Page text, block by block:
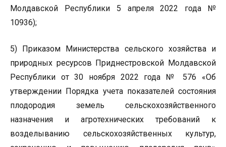
Молдавской Республики 5 апреля 2022 года №
10936);
5) Приказом Министерства сельского хозяйства и
природных ресурсов Приднестровской Молдавской
Республики от 30 ноября 2022 года № 576 «Об
утверждении Порядка учета показателей состояния
плодородия земель сельскохозяйственного
назначения и агротехнических требований к
возделыванию сельскохозяйственных культур,